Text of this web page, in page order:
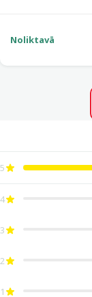
Noliktavā
5
4
3
2
1